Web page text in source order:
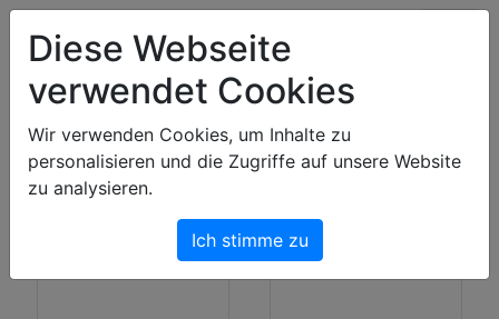
Art & Light Bildershop
Bilder
Diese Webseite
verwendet Cookies
Wir verwenden Cookies, um Inhalte zu
personalisieren und die Zugriffe auf unsere Website
zu analysieren.
Ich stimme zu